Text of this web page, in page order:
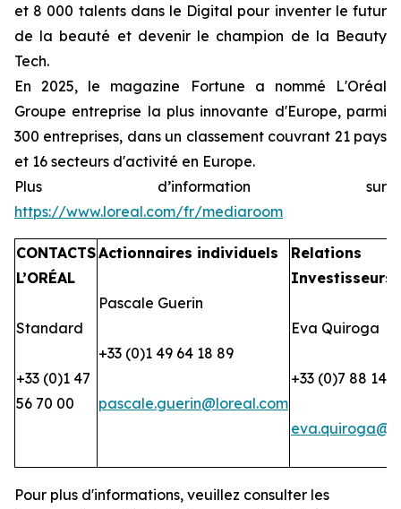
et 8 000 talents dans le Digital pour inventer le futur
de la beauté et devenir le champion de la Beauty
Tech.
En 2025, le magazine Fortune a nommé L'Oréal
Groupe entreprise la plus innovante d'Europe, parmi
300 entreprises, dans un classement couvrant 21 pays
et 16 secteurs d'activité en Europe.
Plus d’information sur
https://www.loreal.com/fr/mediaroom
CONTACTS
L’ORÉAL
Standard
+33 (0)1 47
56 70 00
Actionnaires individuels
Pascale Guerin
+33 (0)1 49 64 18 89
pascale.guerin@loreal.com
Relations
Investisseurs
Eva Quiroga
+33 (0)7 88 14
Pour plus d'informations, veuillez consulter les